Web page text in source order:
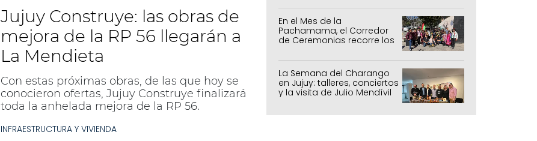
Jujuy Construye: las obras de
mejora de la RP 56 llegarán a
La Mendieta
Con estas próximas obras, de las que hoy se
conocieron ofertas, Jujuy Construye finalizará
toda la anhelada mejora de la RP 56.
INFRAESTRUCTURA Y VIVIENDA
En el Mes de la
Pachamama, el Corredor
de Ceremonias recorre los
capital
La Semana del Charango
en Jujuy: talleres, conciertos
y la visita de Julio Mendívil